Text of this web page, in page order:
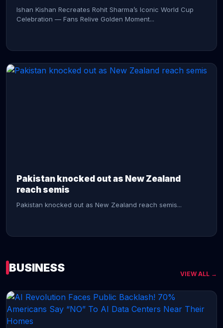
Ishan Kishan Recreates Rohit Sharma’s Iconic World Cup
Celebration — Fans Relive Golden Moment...
Pakistan knocked out as New Zealand
reach semis
Pakistan knocked out as New Zealand reach semis...
CONTINUE READING →
BUSINESS VIEW ALL →